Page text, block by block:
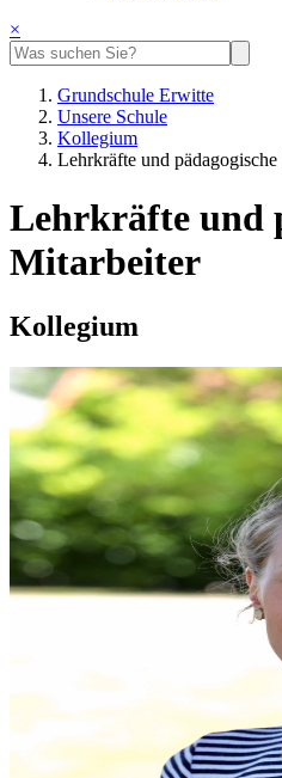
×
Grundschule Erwitte
Unsere Schule
Kollegium
Lehrkräfte und
Lehrkräfte und
Mitarbeiter
Kollegium